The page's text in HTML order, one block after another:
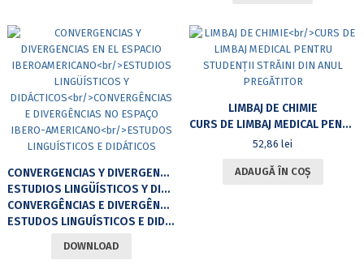
CONVERGENCIAS Y DIVERGENCIAS EN EL ESPACIO IBEROAMERICANO
ESTUDIOS LINGÜÍSTICOS Y DIDÁCTICOS
CONVERGÊNCIAS E DIVERGÊNCIAS NO ESPAÇO IBERO-AMERICANO
ESTUDOS LINGUÍSTICOS E DIDÁTICOS
DOWNLOAD
LIMBAJ DE CHIMIE
CURS DE LIMBAJ MEDICAL PENTRU STUDENȚII STRĂINI DIN ANUL PREGĂTITOR
52,86lei
ADAUGĂ ÎN COȘ